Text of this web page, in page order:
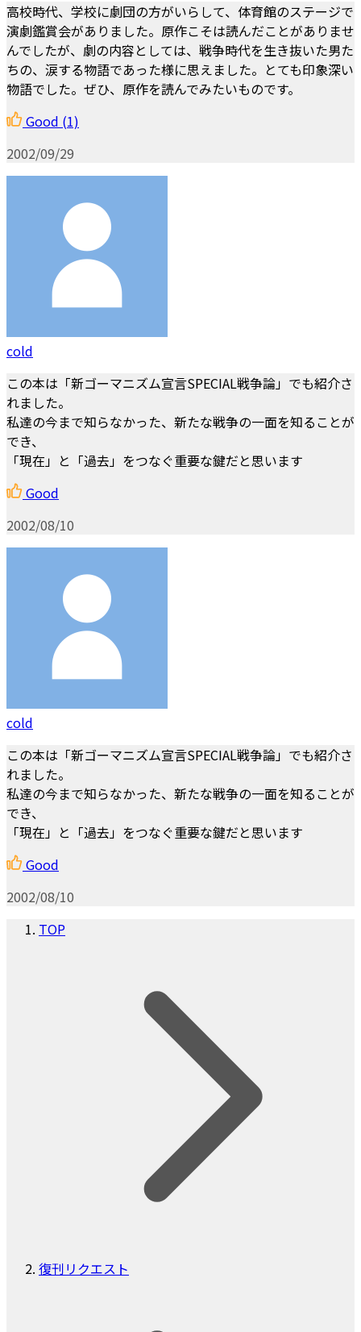
高校時代、学校に劇団の方がいらして、体育館のステージで
演劇鑑賞会がありました。原作こそは読んだことがありませ
んでしたが、劇の内容としては、戦争時代を生き抜いた男た
ちの、涙する物語であった様に思えました。とても印象深い
物語でした。ぜひ、原作を読んでみたいものです。
Good (1)
2002/09/29
cold
この本は「新ゴーマニズム宣言SPECIAL戦争論」でも紹介さ
れました。
私達の今まで知らなかった、新たな戦争の一面を知ることが
でき、
「現在」と「過去」をつなぐ重要な鍵だと思います
Good
2002/08/10
cold
この本は「新ゴーマニズム宣言SPECIAL戦争論」でも紹介さ
れました。
私達の今まで知らなかった、新たな戦争の一面を知ることが
でき、
「現在」と「過去」をつなぐ重要な鍵だと思います
Good
2002/08/10
TOP
復刊リクエスト